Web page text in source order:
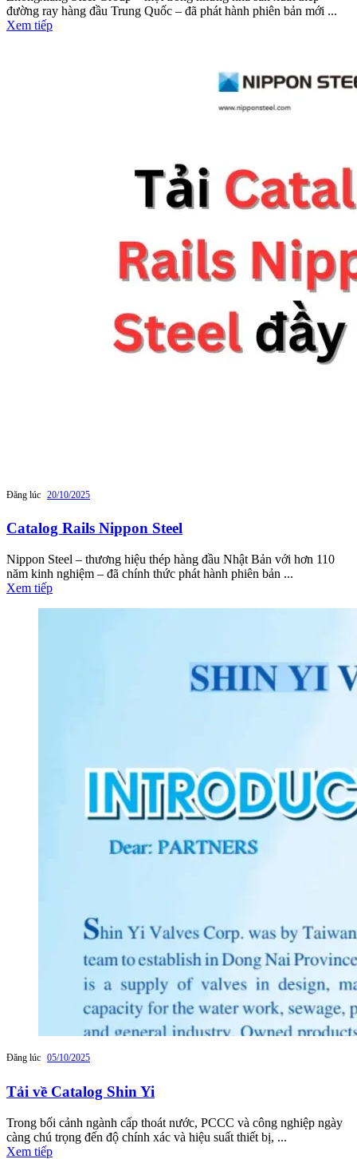
đường ray hàng đầu Trung Quốc – đã phát hành phiên bản mới ...
Xem tiếp
Đăng lúc 20/10/2025
Catalog Rails Nippon Steel
Nippon Steel – thương hiệu thép hàng đầu Nhật Bản với hơn 110
năm kinh nghiệm – đã chính thức phát hành phiên bản ...
Xem tiếp
Đăng lúc 05/10/2025
Tải về Catalog Shin Yi
Trong bối cảnh ngành cấp thoát nước, PCCC và công nghiệp ngày
càng chú trọng đến độ chính xác và hiệu suất thiết bị, ...
Xem tiếp